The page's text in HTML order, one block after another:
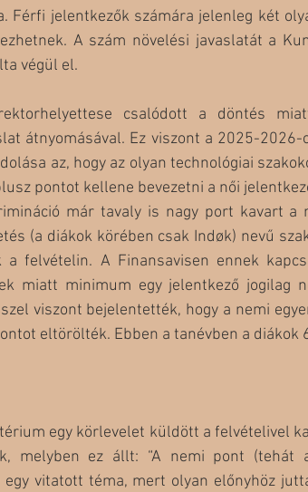
Férfi jelentkezők számára jelenleg két
A szám növelési javaslatát a
végül el.
csalódott a döntés
átnyomásával. Ez viszont a 2025-
az, hogy az olyan technológiai
pontot kellene bevezetni a női
már tavaly is nagy port kavart a
(a diákok körében csak Indøk) nevű
felvételin. A Finansavisen ennek
miatt minimum egy jelentkező jogilag
viszont bejelentették, hogy a nemi
eltörölték. Ebben a tanévben a diákok
egy körlevelet küldött a felvételivel
melyben ez állt: “A nemi pont
vitatott téma, mert olyan előnyhöz